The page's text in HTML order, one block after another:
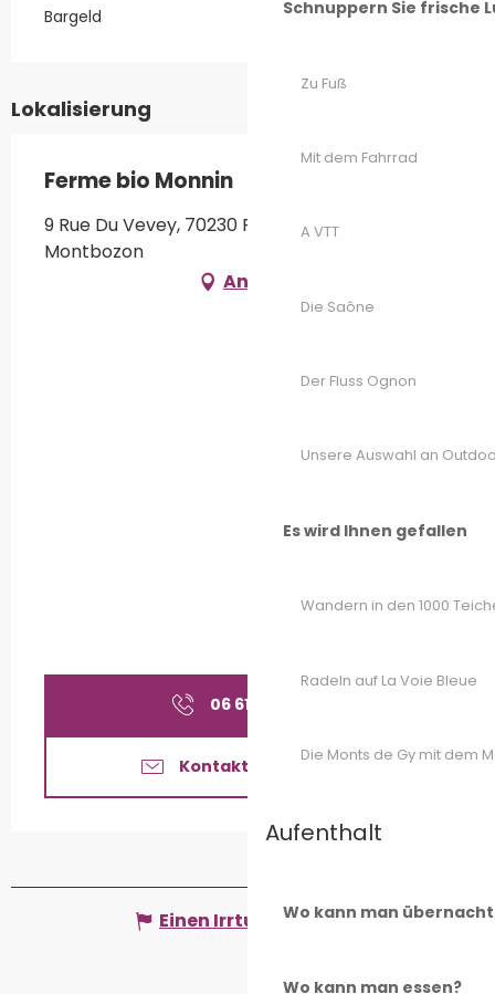
Schnuppern Sie frische
Zu Fuß
Mit dem Fahrrad
A VTT
Die Saône
Der Fluss Ognon
Unsere Auswahl an
Es wird Ihnen gefallen
Wandern in den 1000
Radeln auf La Voie Bleue
Die Monts de Gy mit dem
Aufenthalt
Wo kann man
Wo kann man essen?
Bargeld
Lokalisierung
Ferme bio Monnin
9 Rue Du Vevey, 70230 Fontenois-lès-
Montbozon
Anfahrt
06 61 77 29
Kontaktieren Sie uns
Einen Irrtum angeben